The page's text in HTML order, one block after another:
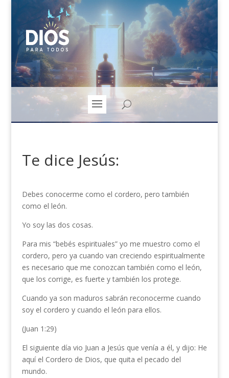
Te dice Jesús:
Debes conocerme como el cordero, pero también
como el león.
Yo soy las dos cosas.
Para mis “bebés espirituales” yo me muestro como el
cordero, pero ya cuando van creciendo espiritualmente
es necesario que me conozcan también como el león,
que los corrige, es fuerte y también los protege.
Cuando ya son maduros sabrán reconocerme cuando
soy el cordero y cuando el león para ellos.
(Juan 1:29)
El siguiente día vio Juan a Jesús que venía a él, y dijo: He
aquí el Cordero de Dios, que quita el pecado del
mundo.